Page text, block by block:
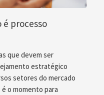
processo
que devem ser
estratégico
setores do mercado
o momento para